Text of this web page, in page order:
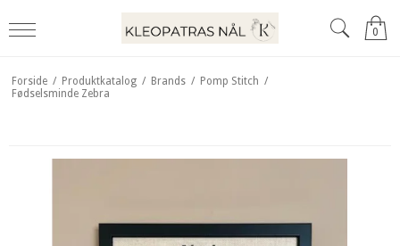
0
Forside / Produktkatalog / Brands / Pomp Stitch /
Fødselsminde Zebra